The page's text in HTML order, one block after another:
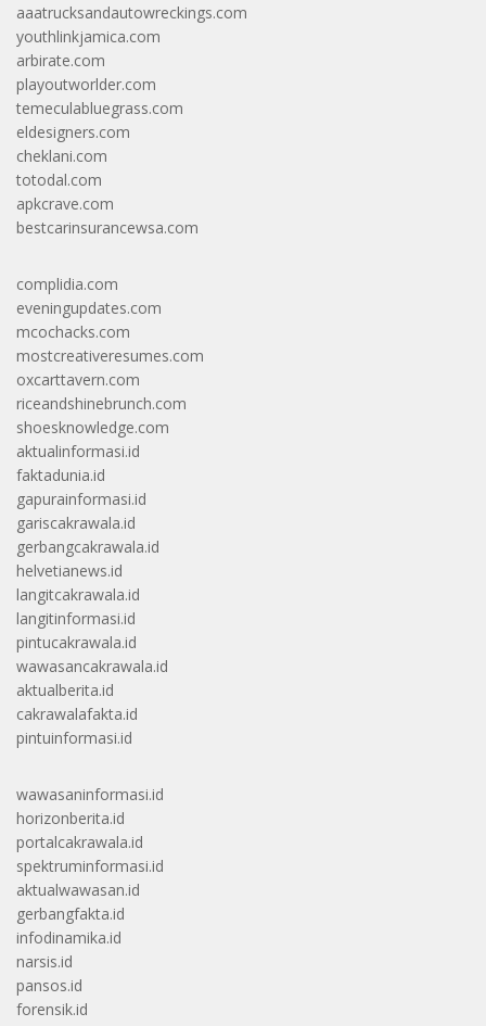
aaatrucksandautowreckings.com
youthlinkjamica.com
arbirate.com
playoutworlder.com
temeculabluegrass.com
eldesigners.com
cheklani.com
totodal.com
apkcrave.com
bestcarinsurancewsa.com
complidia.com
eveningupdates.com
mcochacks.com
mostcreativeresumes.com
oxcarttavern.com
riceandshinebrunch.com
shoesknowledge.com
aktualinformasi.id
faktadunia.id
gapurainformasi.id
gariscakrawala.id
gerbangcakrawala.id
helvetianews.id
langitcakrawala.id
langitinformasi.id
pintucakrawala.id
wawasancakrawala.id
aktualberita.id
cakrawalafakta.id
pintuinformasi.id
wawasaninformasi.id
horizonberita.id
portalcakrawala.id
spektruminformasi.id
aktualwawasan.id
gerbangfakta.id
infodinamika.id
narsis.id
pansos.id
forensik.id